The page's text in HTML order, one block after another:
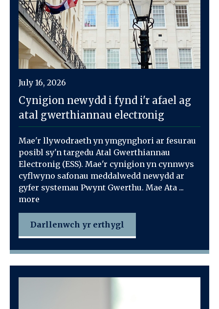
July 16, 2026
Cynigion newydd i fynd i'r afael ag
atal gwerthiannau electronig
Mae'r llywodraeth yn ymgynghori ar fesurau
posibl sy'n targedu Atal Gwerthiannau
Electronig (ESS). Mae'r cynigion yn cynnwys
cyflwyno safonau meddalwedd newydd ar
gyfer systemau Pwynt Gwerthu. Mae Ata ...
more
Darllenwch yr erthygl